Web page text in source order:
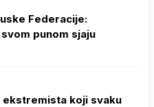
Federacije:
punom sjaju
ekstremista koji svaku